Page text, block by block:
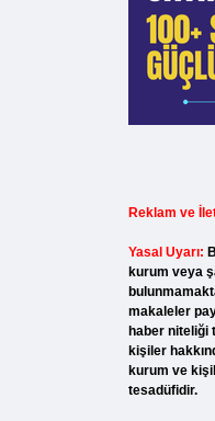
Reklam ve
Yasal Uyarı:
kurum veya
makaleler
haber niteliği
kişiler
kurum ve
tesadüfidir.